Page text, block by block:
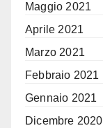
Maggio 2021
Aprile 2021
Marzo 2021
Febbraio 2021
Gennaio 2021
Dicembre 2020